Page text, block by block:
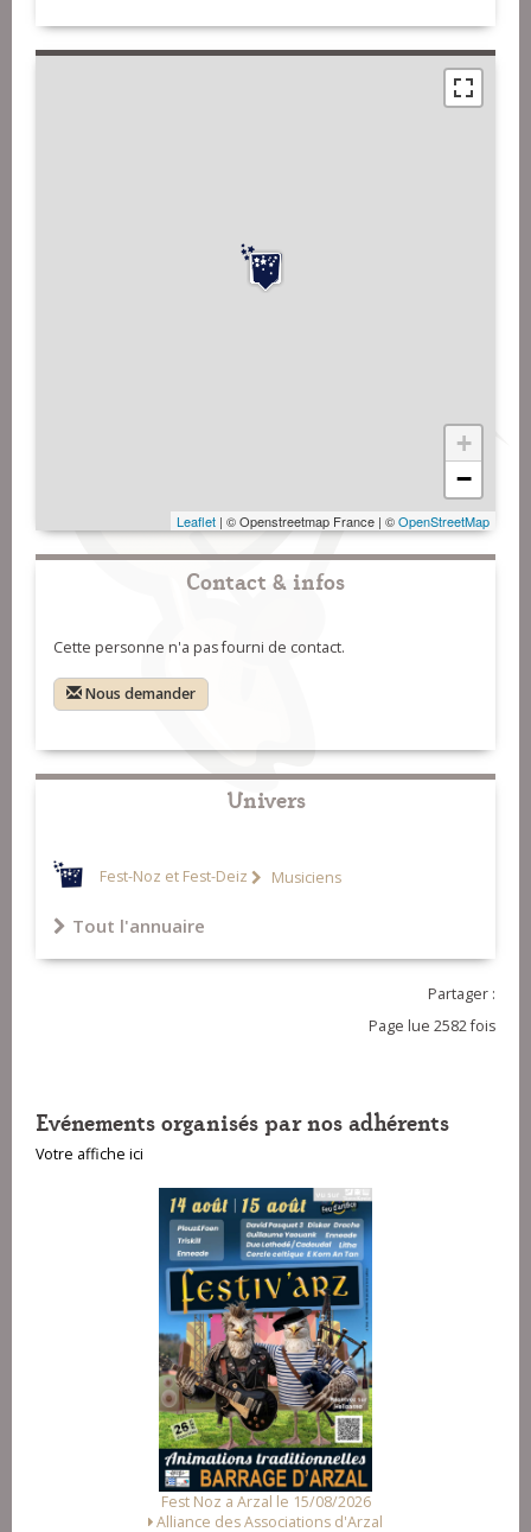
+
−
Leaflet | © Openstreetmap France | ©OpenStreetMap
Contact & infos
Cette personne n'a pas fourni de contact.
Nous demander
Univers
Fest-Noz et Fest-Deiz Musiciens
Tout l'annuaire
Partager :
Page lue 2582 fois
Evénements organisés par nos adhérents
Votre affiche ici
Fest Noz a Arzal le 15/08/2026
Alliance des Associations d'Arzal